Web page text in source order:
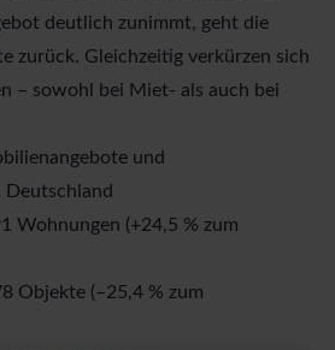
deutlich zunimmt, geht die
zurück. Gleichzeitig verkürzen sich
– sowohl bei Miet- als auch bei
und
Wohnungen (+24,5 % zum
Objekte (–25,4 % zum